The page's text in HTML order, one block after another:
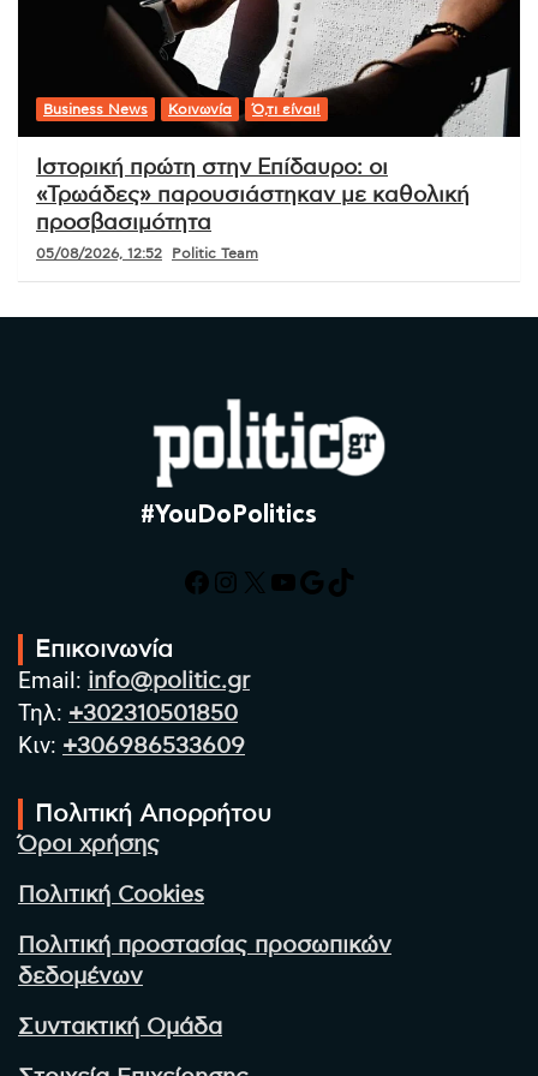
Business News Κοινωνία Ό,τι είναι!
Ιστορική πρώτη στην Επίδαυρο: οι
«Τρωάδες» παρουσιάστηκαν με καθολική
προσβασιμότητα
05/08/2026, 12:52 Politic Team
#YouDoPolitics
Facebook
Instagram
X YouTube
Google
TikTok
Επικοινωνία
Email: info@politic.gr
Τηλ: +302310501850
Κιν: +306986533609
Πολιτική Απορρήτου
Όροι χρήσης
Πολιτική Cookies
Πολιτική προστασίας προσωπικών
δεδομένων
Συντακτική Ομάδα